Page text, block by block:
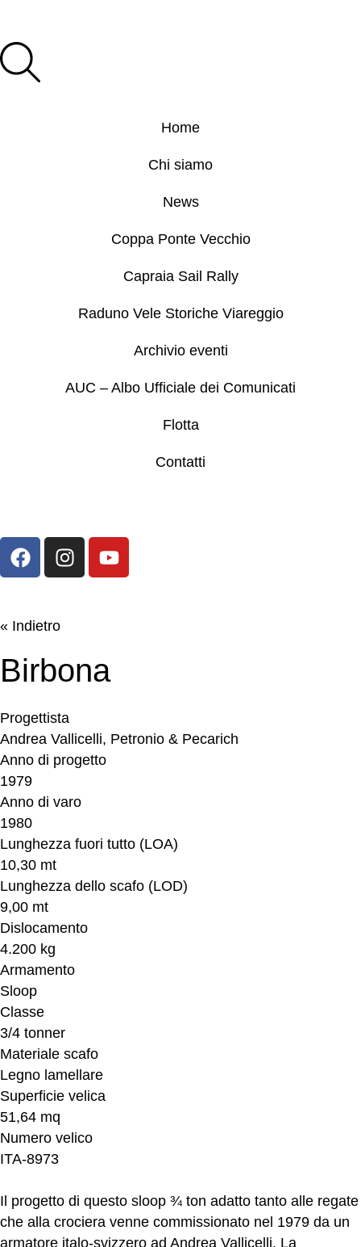
Home
Chi siamo
News
Coppa Ponte Vecchio
Capraia Sail Rally
Raduno Vele Storiche Viareggio
Archivio eventi
AUC – Albo Ufficiale dei Comunicati
Flotta
Contatti
« Indietro
Birbona
Progettista
Andrea Vallicelli, Petronio & Pecarich
Anno di progetto
1979
Anno di varo
1980
Lunghezza fuori tutto (LOA)
10,30 mt
Lunghezza dello scafo (LOD)
9,00 mt
Dislocamento
4.200 kg
Armamento
Sloop
Classe
3/4 tonner
Materiale scafo
Legno lamellare
Superficie velica
51,64 mq
Numero velico
ITA-8973
Il progetto di questo sloop ¾ ton adatto tanto alle regate
che alla crociera venne commissionato nel 1979 da un
armatore italo-svizzero ad Andrea Vallicelli. La